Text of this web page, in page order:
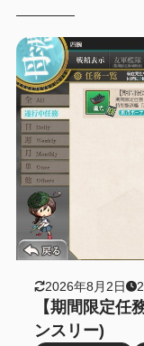
2026年8月2日
【期間限定任
ンスリー)